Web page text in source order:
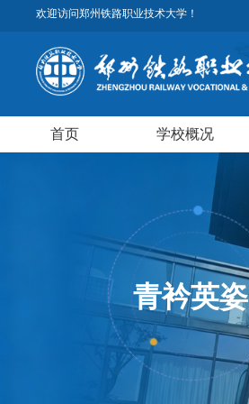
欢迎访问郑州铁路职业技术大学！
首页 学校概况
青衿英姿